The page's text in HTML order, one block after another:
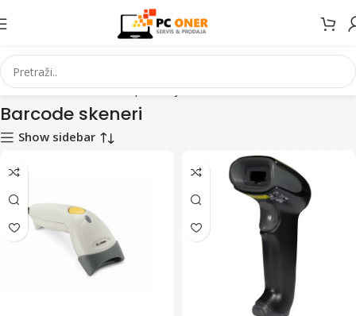
Početna Informatika PC periferija Barcode skeneri
Barcode skeneri
Show sidebar